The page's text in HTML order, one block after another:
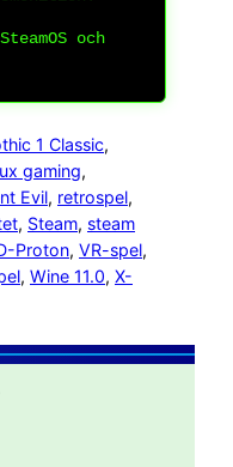
och
1 Classic
gaming
Evil, retrospel
, Steam, steam
Proton, VR-spel
, Wine 11.0, X-